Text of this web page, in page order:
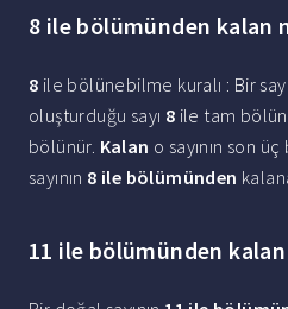
8 ile bölümünden kalan
8 ile bölünebilme kuralı : Bir
oluşturduğu sayı 8 ile tam
bölünür. Kalan o sayının son
sayının 8 ile bölümünden
11 ile bölümünden